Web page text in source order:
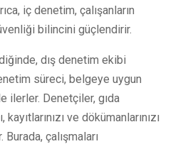
iç denetim, çalışanların
bilincini güçlendirir.
dış denetim ekibi
süreci, belgeye uygun
ilerler. Denetçiler, gıda
ve dökümanlarınızı
çalışmaları